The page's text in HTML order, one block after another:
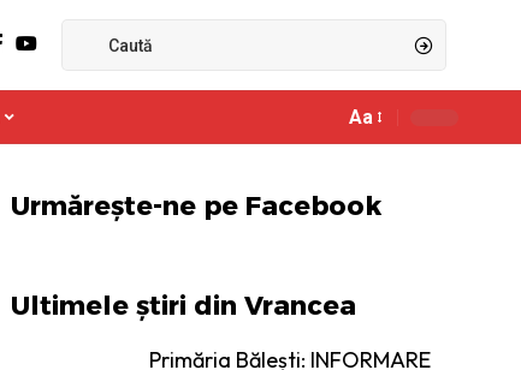
Ajustor
font
Aa
Urmărește-ne pe Facebook
Ultimele știri din Vrancea
Primăria Bălești: INFORMARE